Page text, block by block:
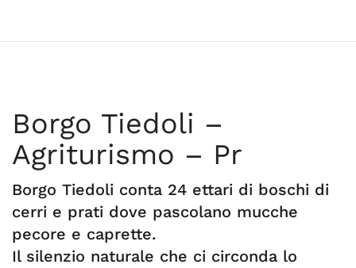
Borgo Tiedoli –
Agriturismo – Pr
Borgo Tiedoli conta 24 ettari di boschi di
cerri e prati dove pascolano mucche
pecore e caprette.
Il silenzio naturale che ci circonda lo